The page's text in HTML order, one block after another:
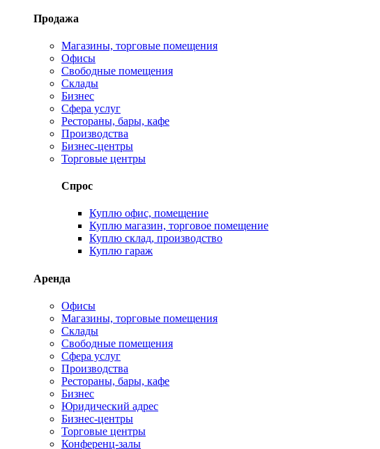
Продажа
Магазины, торговые помещения
Офисы
Свободные помещения
Склады
Бизнес
Сфера услуг
Рестораны, бары, кафе
Производства
Бизнес-центры
Торговые центры
Спрос
Куплю офис, помещение
Куплю магазин, торговое помещение
Куплю склад, производство
Куплю гараж
Аренда
Офисы
Магазины, торговые помещения
Склады
Свободные помещения
Сфера услуг
Производства
Рестораны, бары, кафе
Бизнес
Юридический адрес
Бизнес-центры
Торговые центры
Конференц-залы